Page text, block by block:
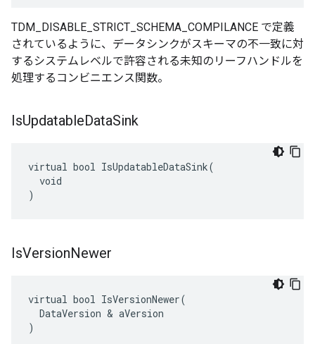
TDM_DISABLE_STRICT_SCHEMA_COMPILANCE で定義
されているように、データシンクがスキーマの不一致に対
するシステムレベルで許容される未知のリーフハンドルを
処理するコンビニエンス関数。
IsUpdatableDataSink
virtual bool IsUpdatableDataSink(
  void
)
IsVersionNewer
virtual bool IsVersionNewer(
  DataVersion & aVersion
)